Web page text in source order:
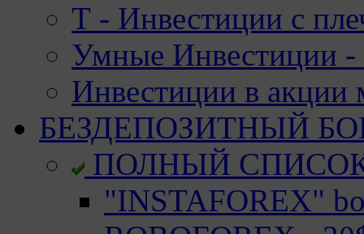
Т - Инвестиции с
Умные Инвестиции -
Инвестиции в акции
БЕЗДЕПОЗИТНЫЙ
ПОЛНЫЙ
"INSTAFOREX"